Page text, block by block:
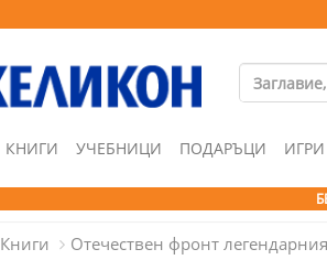
КНИГИ УЧЕБНИЦИ ПОДАРЪЦИ ИГРИ
Книги Отечествен фронт